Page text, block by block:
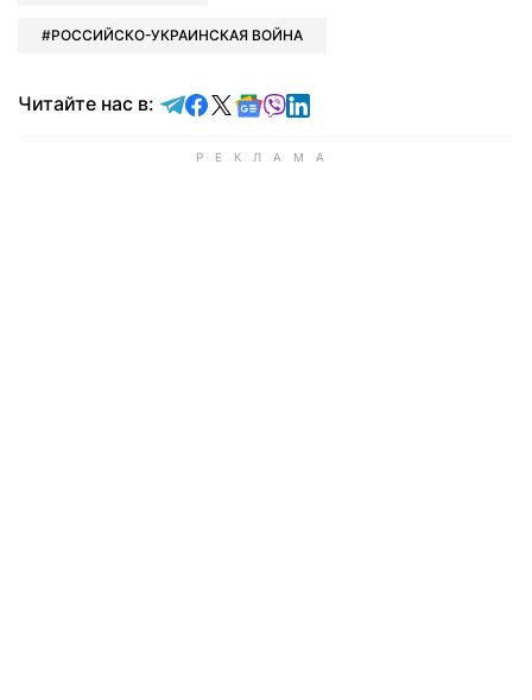
РОССИЙСКО-УКРАИНСКАЯ ВОЙНА
Читайте нас в: Читайте в Telegram
Читайте в Facebook
Читайте в X
Читайте в Google news
Читайте в Viber
Читайте в LinkedIn